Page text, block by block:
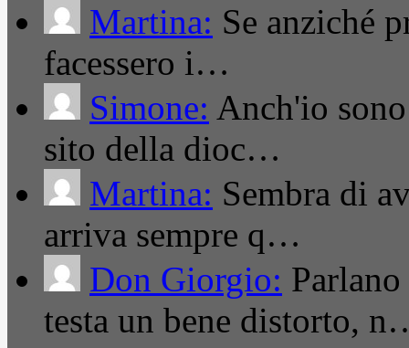
Martina: Se anziché
facessero i…
Simone: Anch'io
sito della dioc…
Martina: Sembra di
arriva sempre q…
Don Giorgio:
testa un bene distorto,